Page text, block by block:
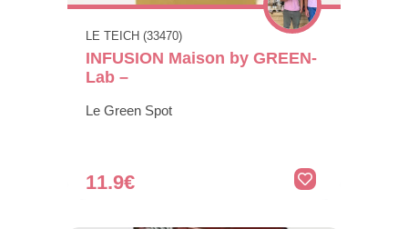
LE TEICH (33470)
INFUSION Maison by GREEN-
Lab –
Le Green Spot
11.9€